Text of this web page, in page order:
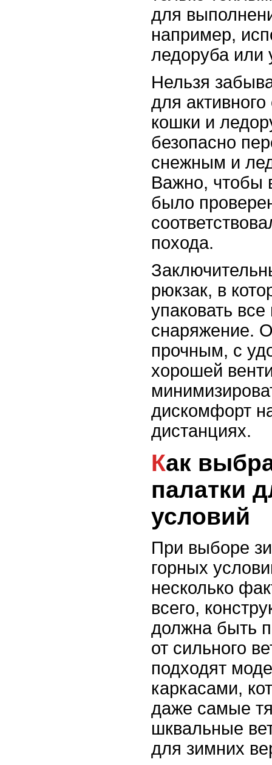
для
например,
ледоруба или
Нельзя
для
кошки и
безопасно
снежным и
Важно, чтобы
было
похода.
рюкзак, в
упаковать
снаряжение.
прочным, с
хорошей
дискомфорт
дистанциях.
Как выбрать зимние
палатки
условий
При выборе
горных
несколько
всего,
должна быть
от сильного
подходят
каркасами,
даже самые
шквальные
для зимних